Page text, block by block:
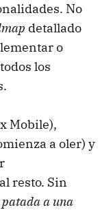
No
detallado
o
los
Mobile),
a oler) y
resto. Sin
a una